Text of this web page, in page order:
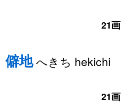
21画
僻地へきち hekichi
21画